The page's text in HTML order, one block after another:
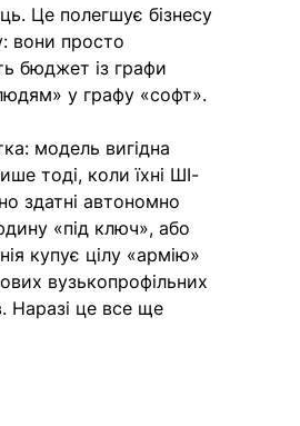
Це полегшує бізнесу
вони просто
бюджет із графи
у графу «софт».
модель вигідна
тоді, коли їхні ШІ-
здатні автономно
«під ключ», або
купує цілу «армію»
вузькопрофільних
Наразі це все ще